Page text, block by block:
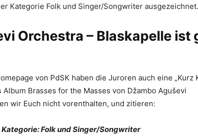
Kategorie Folk und Singer/Songwriter ausgezeichnet.
Orchestra – Blaskapelle ist
von PdSK haben die Juroren auch eine „Kurz
Brasses for the Masses von Džambo Aguševi
wir Euch nicht vorenthalten, und zitieren:
Kategorie: Folk und Singer/Songwriter